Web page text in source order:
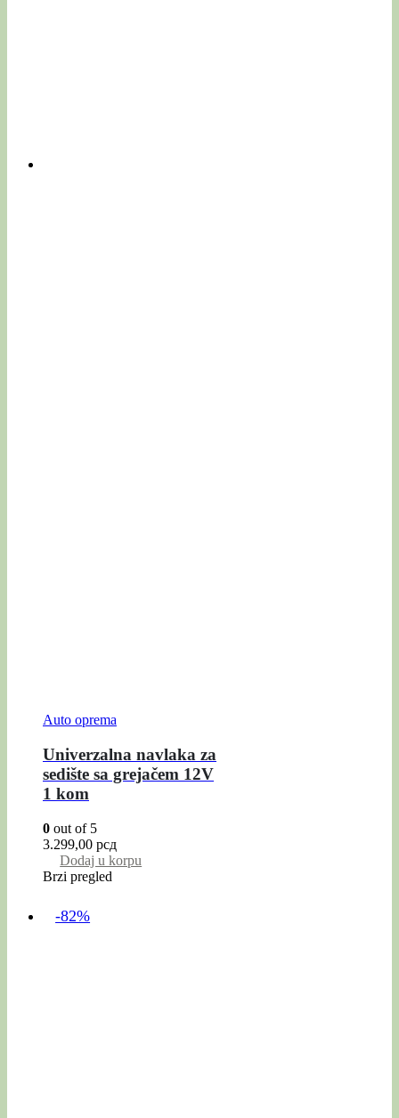
Auto oprema
Univerzalna navlaka za
sedište sa grejačem 12V
1 kom
0 out of 5
3.299,00 рсд
Dodaj u korpu
Brzi pregled
-82%